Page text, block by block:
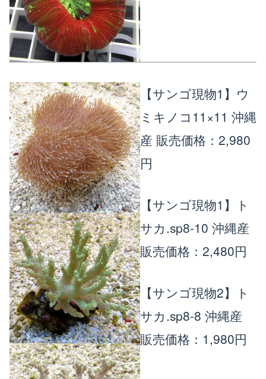
【サンゴ現物1】ウ
ミキノコ11×11 沖縄
産 販売価格：2,980
円
【サンゴ現物1】ト
サカ.sp8-10 沖縄産
販売価格：2,480円
【サンゴ現物2】ト
サカ.sp8-8 沖縄産
販売価格：1,980円